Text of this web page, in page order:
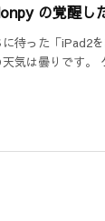
の覚醒し
待った「iPad2
天気は曇りです。